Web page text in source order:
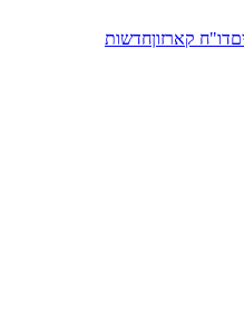
דו"ח קארזוןחדשות